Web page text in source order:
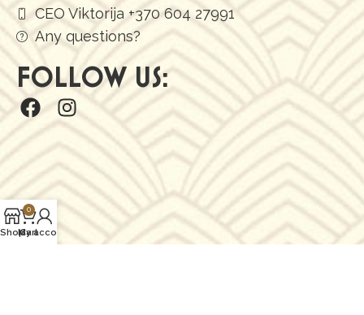
CEO Viktorija +370 604 27991
Any questions?
FOLLOW US:
Shop
0
Cart
My account